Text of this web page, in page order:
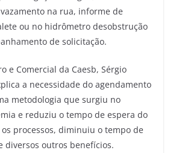
na rua, informe de
ou no hidrômetro desobstrução
de solicitação.
e Comercial da Caesb, Sérgio
a necessidade do agendamento
metodologia que surgiu no
e reduziu o tempo de espera do
processos, diminuiu o tempo de
diversos outros benefícios.